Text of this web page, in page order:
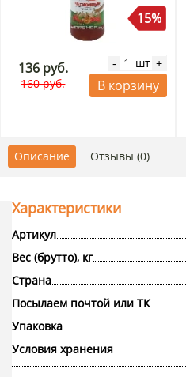
15%
136 руб.
160 руб.
- шт +
В корзину
Описание Отзывы (0)
Характеристики
Артикул
Вес (брутто), кг
Страна
Посылаем почтой или ТК
Упаковка
Условия хранения